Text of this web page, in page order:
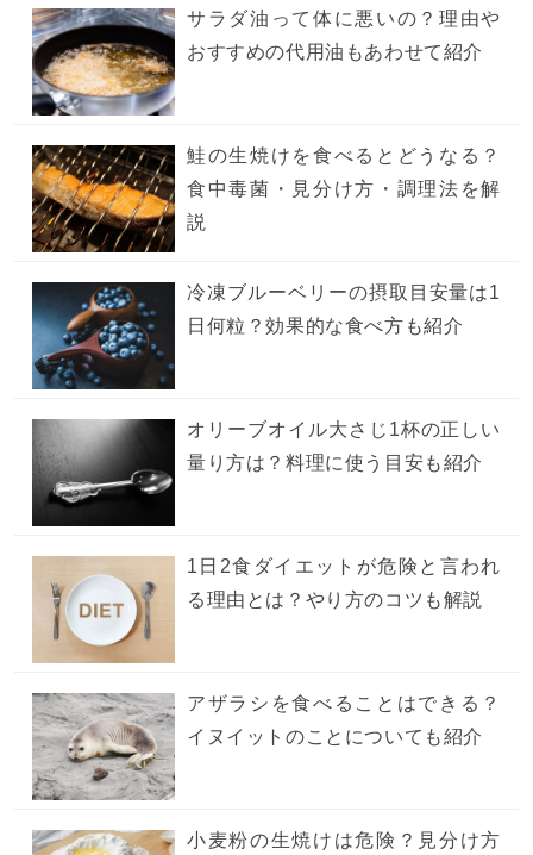
サラダ油って体に悪いの？理由や
おすすめの代用油もあわせて紹介
鮭の生焼けを食べるとどうなる？
食中毒菌・見分け方・調理法を解
説
冷凍ブルーベリーの摂取目安量は1
日何粒？効果的な食べ方も紹介
オリーブオイル大さじ1杯の正しい
量り方は？料理に使う目安も紹介
1日2食ダイエットが危険と言われ
る理由とは？やり方のコツも解説
アザラシを食べることはできる？
イヌイットのことについても紹介
小麦粉の生焼けは危険？見分け方